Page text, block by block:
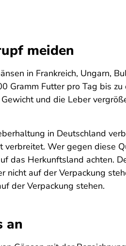
meiden
in Frankreich, Ungarn,
Gramm Futter pro Tag bis
und die Leber
in Deutschland
Wer gegen diese
das Herkunftsland achten.
auf der Verpackung
der Verpackung stehen.
an